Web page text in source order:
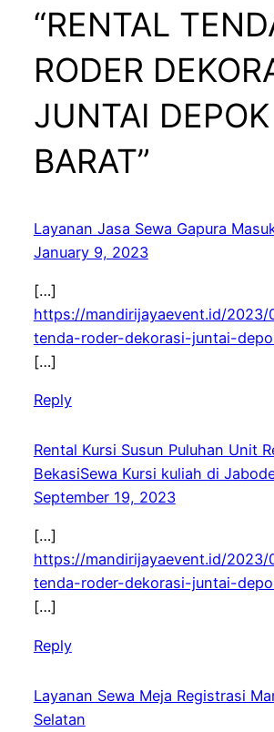
“RENTAL
RODER
JUNTAI
BARAT”
Layanan Jasa Sewa Gapura
January 9, 2023
[…]
https://mandirijayaevent.id/
tenda-roder-dekorasi-juntai-
[…]
Reply
Rental Kursi Susun Puluhan Unit
BekasiSewa Kursi kuliah di
September 19, 2023
[…]
https://mandirijayaevent.id/
tenda-roder-dekorasi-juntai-
[…]
Reply
Layanan Sewa Meja Registrasi
Selatan